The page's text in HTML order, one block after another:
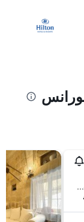
Triq Ir-Rokon San Lawrenz Slz 1040, سانت لورانس, مالطا